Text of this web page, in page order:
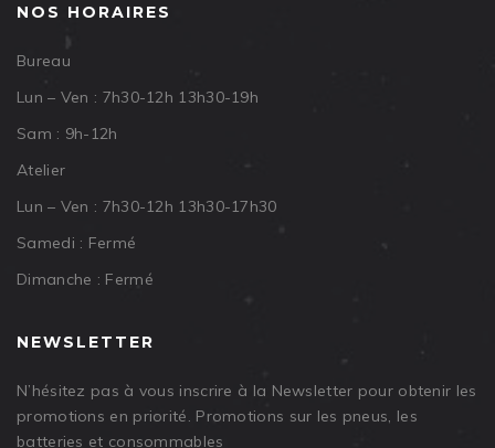
NOS HORAIRES
Bureau
Lun – Ven : 7h30-12h 13h30-19h
Sam : 9h-12h
Atelier
Lun – Ven : 7h30-12h 13h30-17h30
Samedi : Fermé
Dimanche : Fermé
NEWSLETTER
N’hésitez pas à vous inscrire à la Newsletter pour obtenir les
promotions en priorité. Promotions sur les pneus, les
batteries et consommables